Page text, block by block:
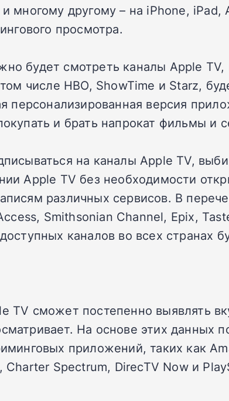
многому другому – на iPhone, iPad,
просмотра.
будет смотреть каналы Apple
числе HBO, ShowTime и Starz,
персонализированная версия
и брать напрокат фильмы и
на каналы Apple TV,
Apple TV без необходимости
различных сервисов. В
Smithsonian Channel, Epix,
каналов во всех странах
TV сможет постепенно выявлять
На основе этих данных
приложений, таких как
Spectrum, DirecTV Now и